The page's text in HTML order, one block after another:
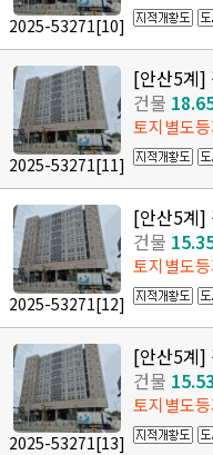
2025-53271[10]
2025-53271[11]
[안산5계]
건물
토지별도등
2025-53271[12]
[안산5계]
건물
토지별도등
2025-53271[13]
[안산5계]
건물
토지별도등